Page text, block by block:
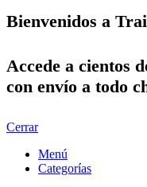
Bienvenidos a
Accede a cientos
con envío a todo
Cerrar
Menú
Categorías